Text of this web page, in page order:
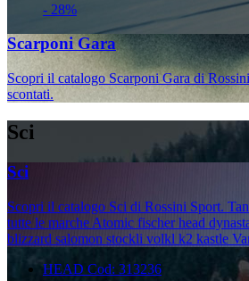
- 28%
Scarponi Gara
Scopri il catalogo Scarponi Gara di
scontati.
Sci
Sci
Scopri il catalogo Sci di Rossini Sport.
tutte le marche Atomic fischer head
blizzard salomon stockli volkl k2 kastle
HEAD Cod: 313236